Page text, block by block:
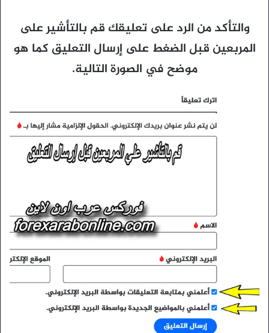
والتأكد من الرد على تعليقك قم بالتأشير على
المربعين قبل الضغط على إرسال التعليق كما هو
موضح في الصورة التالية.